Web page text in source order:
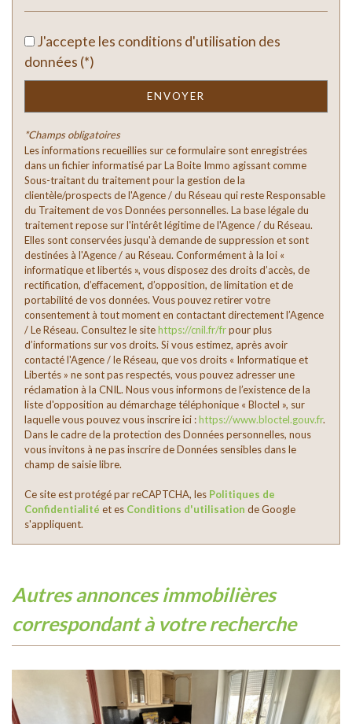
Habitants de moins de 25 ans
Habitants de 25 à 55 ans
Habitants de plus de 55 ans
Familles sans enfant
56,30 %
Familles avec 1 ou 2 enfants
38,15 %
Maisons
87,53 %
Appartements
12,47 %
Familles avec 3 enfants
3,70 %
J'accepte les conditions d'utilisation des
données (*)
ENVOYER
*Champs obligatoires
Les informations recueillies sur ce formulaire sont enregistrées
dans un fichier informatisé par La Boite Immo agissant comme
Sous-traitant du traitement pour la gestion de la
clientèle/prospects de l'Agence / du Réseau qui reste Responsable
du Traitement de vos Données personnelles. La base légale du
traitement repose sur l'intérêt légitime de l'Agence / du Réseau.
Elles sont conservées jusqu'à demande de suppression et sont
destinées à l'Agence / au Réseau. Conformément à la loi «
informatique et libertés », vous disposez des droits d’accès, de
rectification, d’effacement, d’opposition, de limitation et de
portabilité de vos données. Vous pouvez retirer votre
consentement à tout moment en contactant directement l’Agence
/ Le Réseau. Consultez le sitehttps://cnil.fr/frpour plus
d’informations sur vos droits. Si vous estimez, après avoir
contacté l'Agence / le Réseau, que vos droits « Informatique et
Libertés » ne sont pas respectés, vous pouvez adresser une
réclamation à la CNIL. Nous vous informons de l’existence de la
liste d'opposition au démarchage téléphonique « Bloctel », sur
laquelle vous pouvez vous inscrire ici :https://www.bloctel.gouv.fr.
Dans le cadre de la protection des Données personnelles, nous
vous invitons à ne pas inscrire de Données sensibles dans le
champ de saisie libre.
Ce site est protégé par reCAPTCHA, les Politiques de
Confidentialité et es Conditions d'utilisation de Google
s'appliquent.
autres annonces immobilières
correspondant à votre recherche